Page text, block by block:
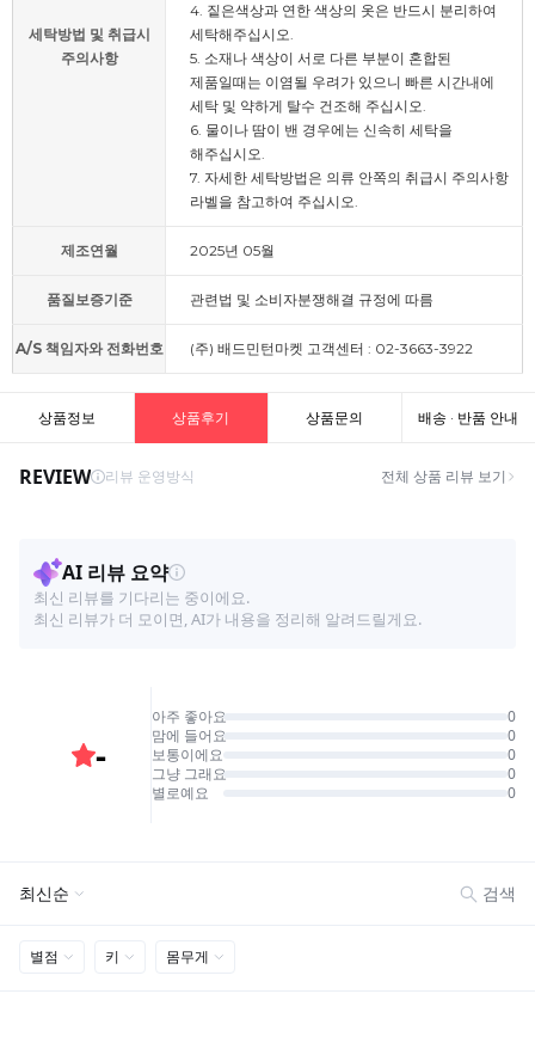
세탁방법 및 취급시
주의사항
4. 짙은색상과 연한 색상의 옷은 반드시 분리하여
세탁해주십시오.
5. 소재나 색상이 서로 다른 부분이 혼합된
제품일때는 이염될 우려가 있으니 빠른 시간내에
세탁 및 약하게 탈수 건조해 주십시오.
6. 물이나 땀이 밴 경우에는 신속히 세탁을
해주십시오.
7. 자세한 세탁방법은 의류 안쪽의 취급시 주의사항
라벨을 참고하여 주십시오.
제조연월 2025년 05월
품질보증기준 관련법 및 소비자분쟁해결 규정에 따름
A/S 책임자와 전화번호 (주) 배드민턴마켓 고객센터 : 02-3663-3922
상품정보 상품후기 상품문의 배송 · 반품 안내